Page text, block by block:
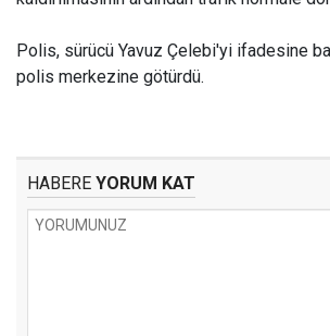
Polis, sürücü Yavuz Çelebi'yi ifadesine
polis merkezine götürdü.
HABERE YORUM KAT